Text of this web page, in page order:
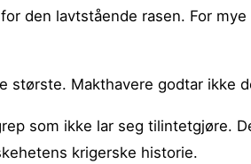
den lavtstående rasen. For
største. Makthavere godtar ikke
som ikke lar seg tilintetgjøre.
krigerske historie.